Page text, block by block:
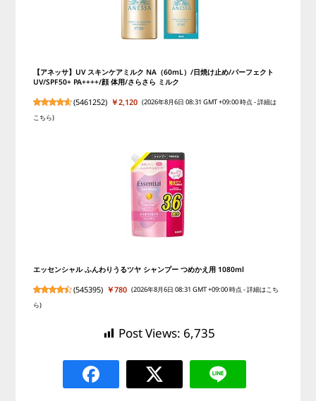
【アネッサ】UV スキンケアミルク NA（60mL）/日焼け止め/パーフェクト
UV/SPF50+ PA++++/顔 体用/さらさら ミルク
(5461252) ￥2,120 (2026年8月6日 08:31 GMT +09:00 時点 -詳細は
こちら)
エッセンシャル ふんわりうるツヤ シャンプー つめかえ用 1080ml
(545395) ￥780 (2026年8月6日 08:31 GMT +09:00 時点 -詳細はこち
ら)
Post Views: 6,735